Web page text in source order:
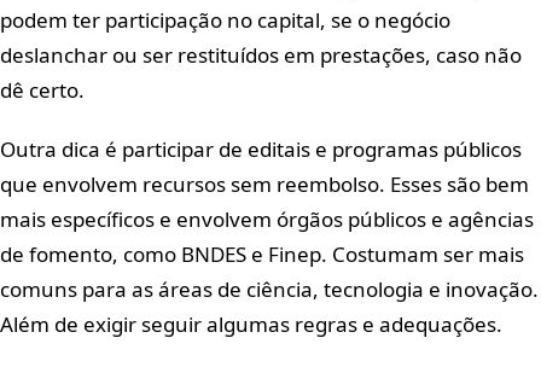
podem ter participação no capital, se o negócio
deslanchar ou ser restituídos em prestações, caso não
dê certo.
Outra dica é participar de editais e programas públicos
que envolvem recursos sem reembolso. Esses são bem
mais específicos e envolvem órgãos públicos e agências
de fomento, como BNDES e Finep. Costumam ser mais
comuns para as áreas de ciência, tecnologia e inovação.
Além de exigir seguir algumas regras e adequações.